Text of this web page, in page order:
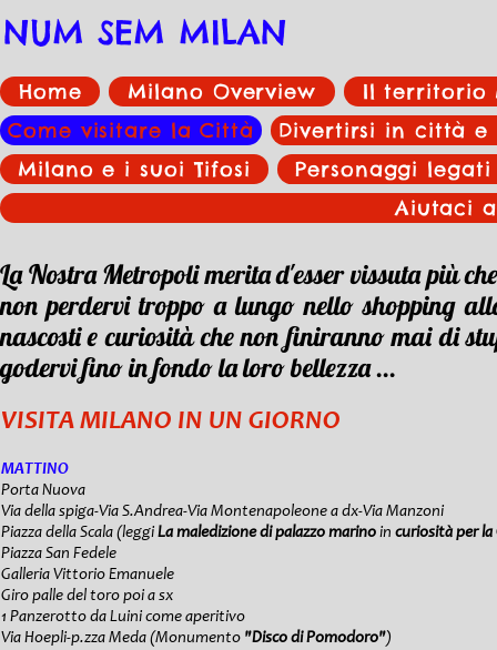
NUM SEM MILAN
Home Milano Overview
Il territorio
Come visitare la Città
Divertirsi in città
Milano e i suoi Tifosi
Personaggi
Aiutaci
La Nostra Metropoli merita d'esser vissuta più
non perdervi troppo a lungo nello shopping
nascosti e curiosità che non finiranno mai di
godervi fino in fondo la loro bellezza ...
VISITA MILANO IN UN GIORNO
MATTINO
Porta Nuova
Via della spiga-Via S.Andrea-Via Montenapoleone a dx-Via Manzoni
Piazza della Scala (leggi La maledizione di palazzo marino in curiosità per la
Piazza San Fedele
Galleria Vittorio Emanuele
Giro palle del toro poi a sx
1 Panzerotto da Luini come aperitivo
Via Hoepli-p.zza Meda (Monumento "Disco di Pomodoro")